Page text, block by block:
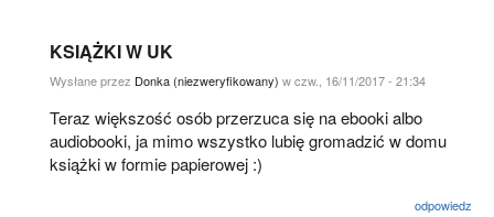
KSIĄŻKI W UK
Wysłane przez Donka (niezweryfikowany) w czw., 16/11/2017 - 21:34
Teraz większość osób przerzuca się na ebooki albo
audiobooki, ja mimo wszystko lubię gromadzić w domu
książki w formie papierowej :)
odpowiedz